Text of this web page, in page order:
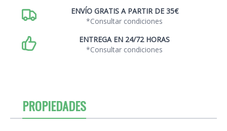
ENVÍO GRATIS A PARTIR DE 35€
*Consultar condiciones
ENTREGA EN 24/72 HORAS
*Consultar condiciones
PROPIEDADES